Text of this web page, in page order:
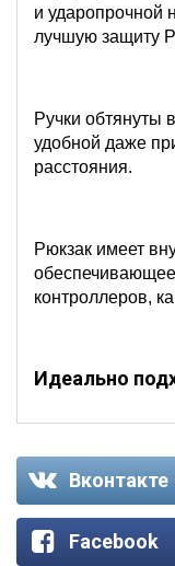
и ударопрочной
лучшую защиту
Ручки обтянуты
удобной даже
расстояния.
Рюкзак имеет
контроллеров,
Идеально
Вконтакте
Facebook